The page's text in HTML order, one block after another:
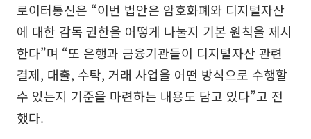
로이터통신은 “이번 법안은 암호화폐와 디지털자산
에 대한 감독 권한을 어떻게 나눌지 기본 원칙을 제시
한다”며 “또 은행과 금융기관들이 디지털자산 관련
결제, 대출, 수탁, 거래 사업을 어떤 방식으로 수행할
수 있는지 기준을 마련하는 내용도 담고 있다”고 전
했다.